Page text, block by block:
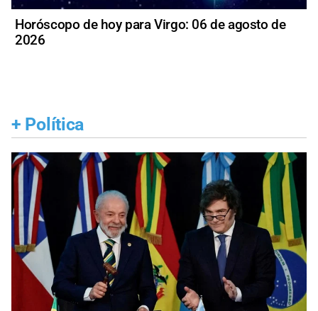
Horóscopo de hoy para Virgo: 06 de agosto de
2026
+ Política